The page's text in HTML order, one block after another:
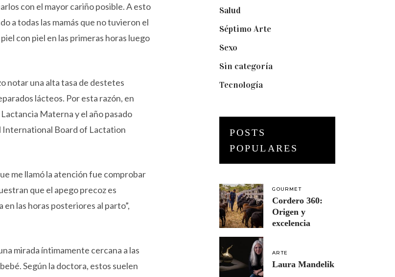
con el mayor cariño posible. A esto
a todas las mamás que no tuvieron el
con piel en las primeras horas luego
notar una alta tasa de destetes
lácteos. Por esta razón, en
Materna y el año pasado
International Board of Lactation
me llamó la atención fue comprobar
que el apego precoz es
las horas posteriores al parto”,
mirada íntimamente cercana a las
Según la doctora, estos suelen
Salud
Séptimo Arte(40)
Sexo
Sin categoría(2)
Tecnología(3)
POSTS
POPULARES
GOURMET
Cordero 360:
Origen y
excelencia
ARTE
Laura Mandelik